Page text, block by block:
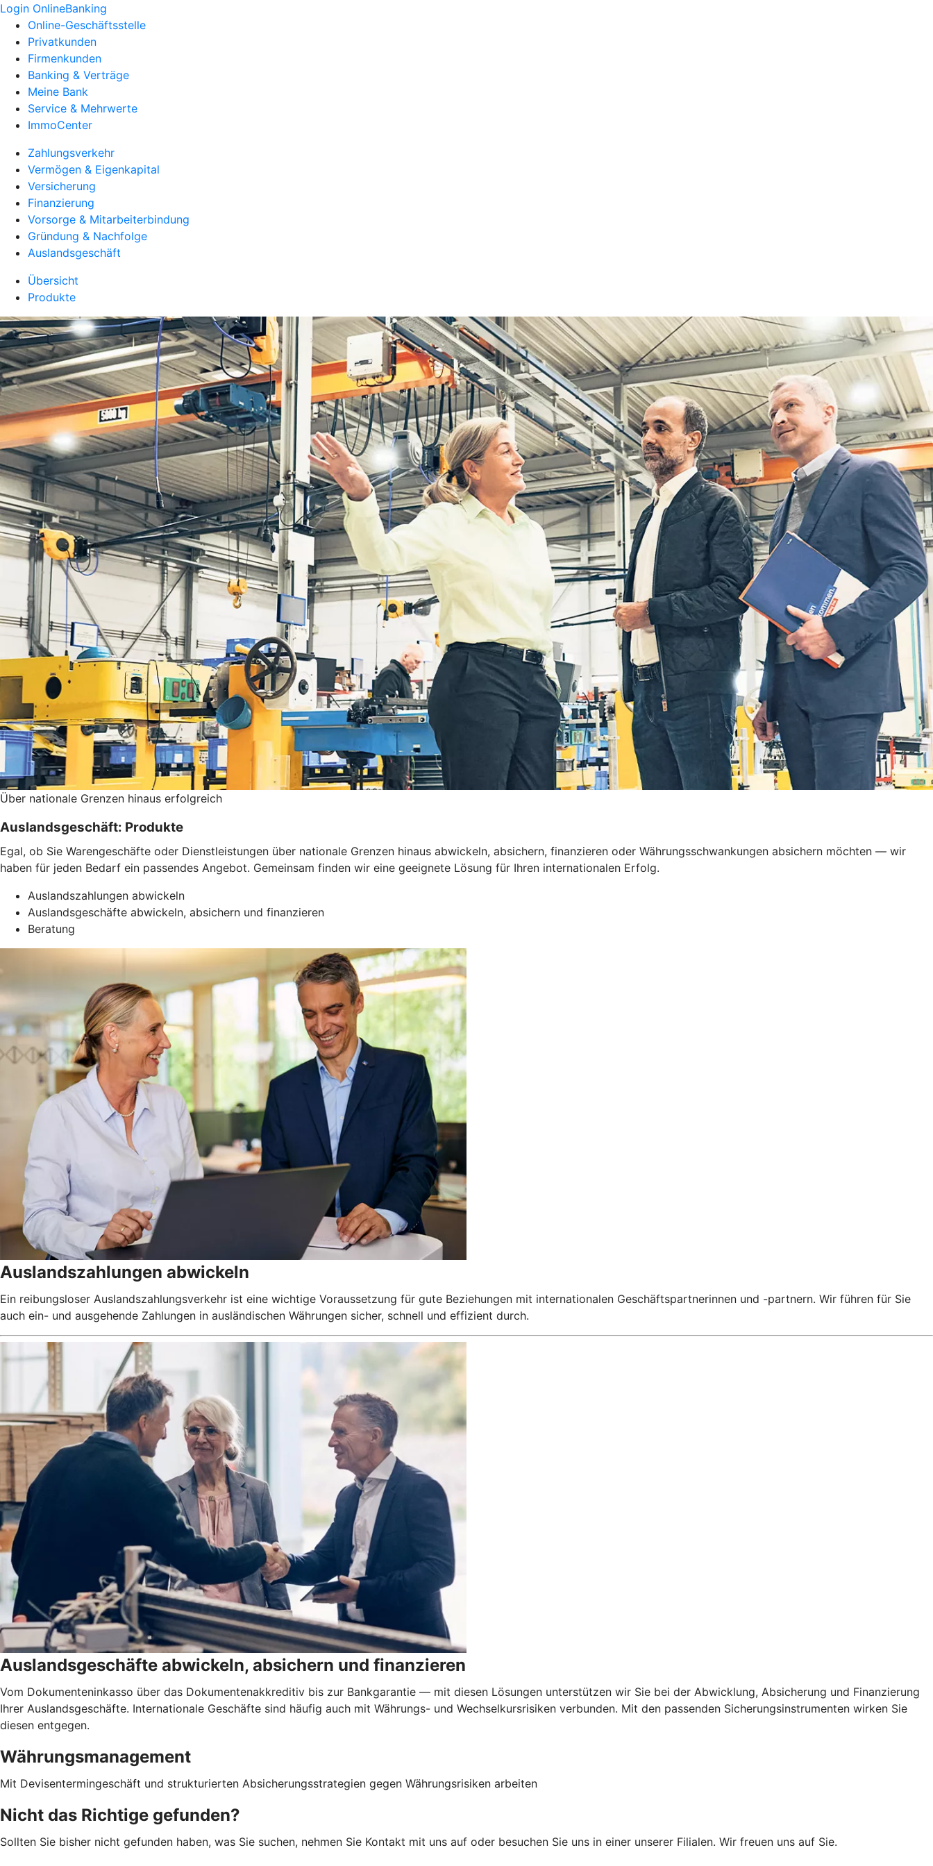
Login OnlineBanking
Online-Geschäftsstelle
Privatkunden
Firmenkunden
Banking & Verträge
Meine Bank
Service & Mehrwerte
ImmoCenter
Zahlungsverkehr
Vermögen & Eigenkapital
Versicherung
Finanzierung
Vorsorge & Mitarbeiterbindung
Gründung & Nachfolge
Auslandsgeschäft
Übersicht
Produkte
Über nationale Grenzen hinaus erfolgreich
Auslandsgeschäft: Produkte
Egal, ob Sie Warengeschäfte oder Dienstleistungen über nationale Grenzen hinaus abwickeln, absichern, finanzieren oder Währungsschwankungen absichern möchten — wir
haben für jeden Bedarf ein passendes Angebot. Gemeinsam finden wir eine geeignete Lösung für Ihren internationalen Erfolg.
Auslandszahlungen abwickeln
Auslandsgeschäfte abwickeln, absichern und finanzieren
Beratung
Auslandszahlungen abwickeln
Ein reibungsloser Auslandszahlungsverkehr ist eine wichtige Voraussetzung für gute Beziehungen mit internationalen Geschäftspartnerinnen und -partnern. Wir führen für Sie
auch ein- und ausgehende Zahlungen in ausländischen Währungen sicher, schnell und effizient durch.
Auslandsgeschäfte abwickeln, absichern und finanzieren
Vom Dokumenteninkasso über das Dokumentenakkreditiv bis zur Bankgarantie — mit diesen Lösungen unterstützen wir Sie bei der Abwicklung, Absicherung und Finanzierung
Ihrer Auslandsgeschäfte. Internationale Geschäfte sind häufig auch mit Währungs- und Wechselkursrisiken verbunden. Mit den passenden Sicherungsinstrumenten wirken Sie
diesen entgegen.
Währungsmanagement
Mit Devisentermingeschäft und strukturierten Absicherungsstrategien gegen Währungsrisiken arbeiten
Nicht das Richtige gefunden?
Sollten Sie bisher nicht gefunden haben, was Sie suchen, nehmen Sie Kontakt mit uns auf oder besuchen Sie uns in einer unserer Filialen. Wir freuen uns auf Sie.